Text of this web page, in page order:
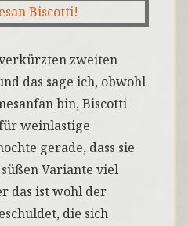
zweiten
das sage ich, obwohl
bin, Biscotti
weinlastige
gerade, dass sie
Variante viel
das ist wohl der
die sich